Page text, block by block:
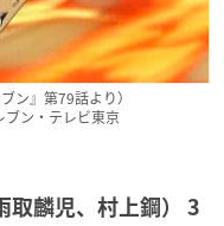
ン』第79話より）
ブン・テレビ東京
取麟児、村上鋼） 3